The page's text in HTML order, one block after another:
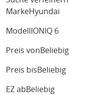
MarkeHyundai
Modell IONIQ 6
Preis von Beliebig
Preis bis Beliebig
EZ ab Beliebig